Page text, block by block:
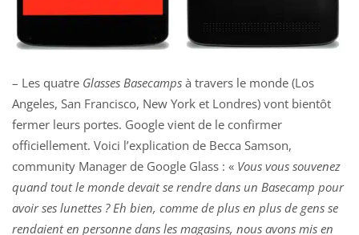
– Les quatre Glasses Basecamps à travers le monde (Los
Angeles, San Francisco, New York et Londres) vont bientôt
fermer leurs portes. Google vient de le confirmer
officiellement. Voici l’explication de Becca Samson,
community Manager de Google Glass : « Vous vous souvenez
quand tout le monde devait se rendre dans un Basecamp pour
avoir ses lunettes ? Eh bien, comme de plus en plus de gens se
rendaient en personne dans les magasins, nous avons mis en